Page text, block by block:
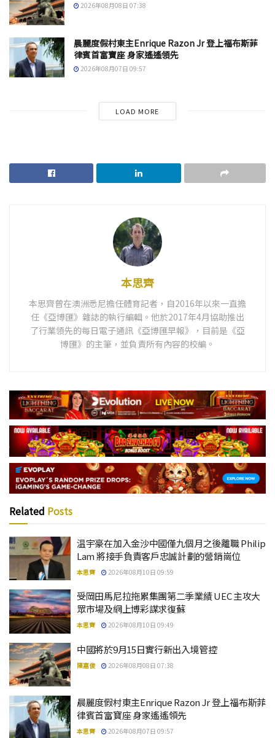
2026年08月08日 07:38
晨麗度假村東主Enrique Razon Jr 登上福布斯菲
律賓首富寶座 身家遙遙領先
2026年08月07日 09:57
LOAD MORE
本思齊
本思齊曾在澳洲悉尼擔任體育記者，自2016年以來一直擔
任《亞博匯》雜誌的執行編輯。他於2017年4月協助推出
了行業領先的每日電子通訊《亞博匯早報》，目前是《亞
博匯》的主筆，並負責所有內容的校編。
Related Posts
温宇豪在加入金沙中國僅九個月之後離職 Philip
Lam 將接手負責客戶忠誠計劃的營銷崗位
本思齊 2026年08月10日 09:59
受岡田馬尼拉拖累集團第二季業績 UEC 主攻大
眾市場及網上博彩謀求復蘇
本思齊 2026年08月10日 09:49
中國將於9月15日實行新出入境管控
陳嘉俊 2026年08月08日 07:38
晨麗度假村東主Enrique Razon Jr 登上福布斯菲
律賓首富寶座 身家遙遙領先
本思齊 2026年08月07日 09:57